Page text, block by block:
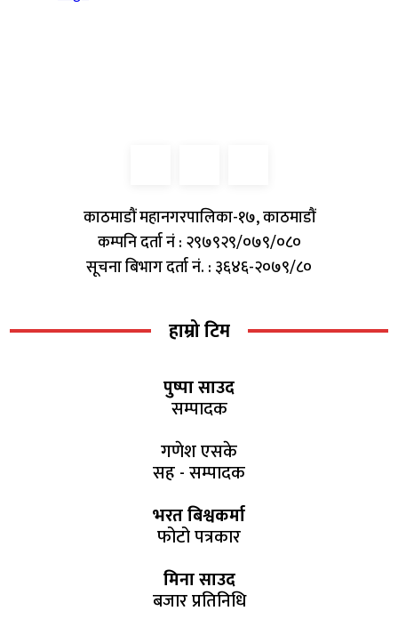
काठमाडौं महानगरपालिका-१७, काठमाडौं
कम्पनि दर्ता नं : २९७९२९/०७९/०८०
सूचना बिभाग दर्ता नं. : ३६४६-२०७९/८०
हाम्रो टिम
पुष्पा साउद
सम्पादक
गणेश एसके
सह - सम्पादक
भरत बिश्वकर्मा
फोटो पत्रकार
मिना साउद
बजार प्रतिनिधि